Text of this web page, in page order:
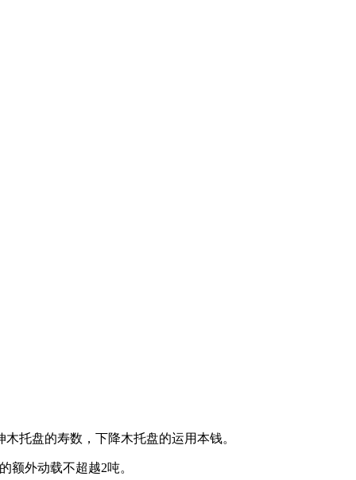
托盘的寿数，下降木托盘的运用本钱。
外动载不超越2吨。